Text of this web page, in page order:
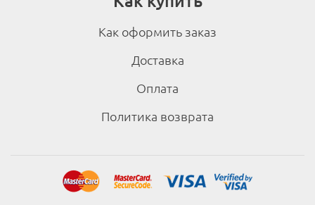
Как оформить заказ
Доставка
Оплата
Политика возврата